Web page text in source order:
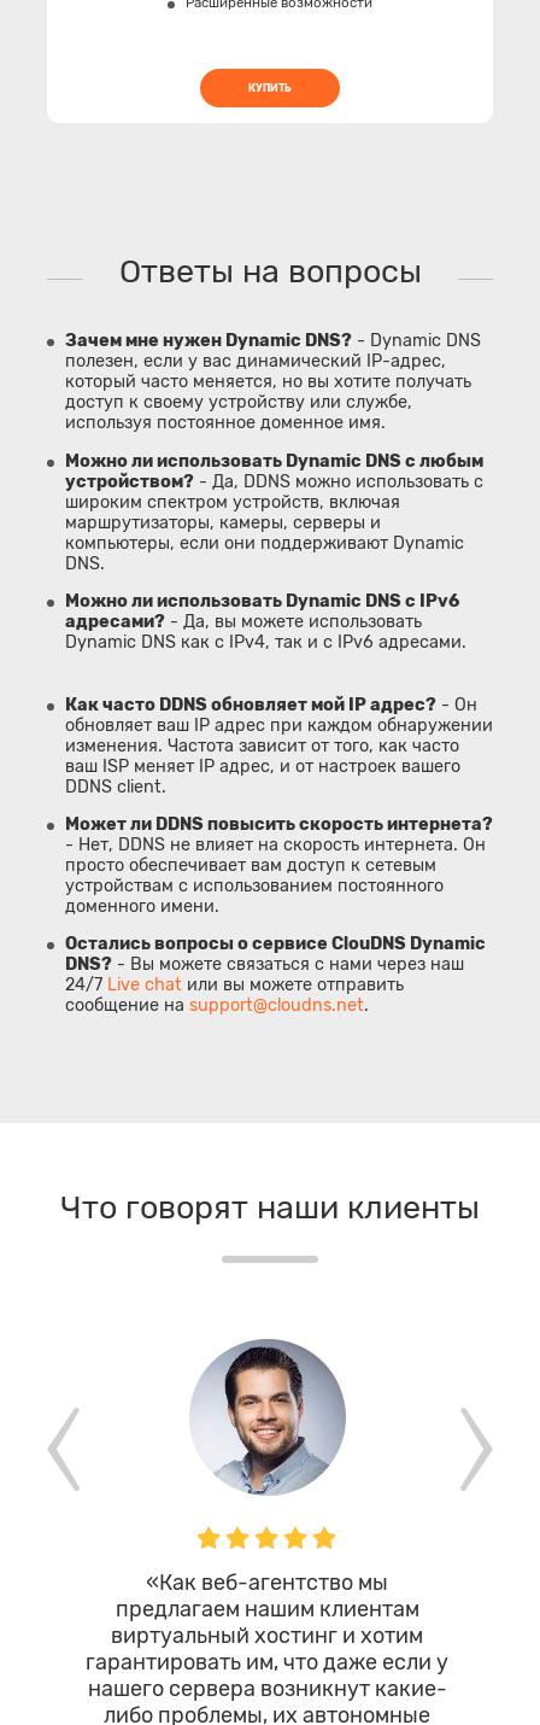
КУПИТЬ
Ответы на вопросы
Зачем мне нужен Dynamic DNS? - Dynamic DNS
полезен, если у вас динамический IP-адрес,
который часто меняется, но вы хотите получать
доступ к своему устройству или службе,
используя постоянное доменное имя.
Можно ли использовать Dynamic DNS с любым
устройством? - Да, DDNS можно использовать с
широким спектром устройств, включая
маршрутизаторы, камеры, серверы и
компьютеры, если они поддерживают Dynamic
DNS.
Можно ли использовать Dynamic DNS с IPv6
адресами? - Да, вы можете использовать
Dynamic DNS как с IPv4, так и с IPv6 адресами.
Как часто DDNS обновляет мой IP адрес? - Он
обновляет ваш IP адрес при каждом обнаружении
изменения. Частота зависит от того, как часто
ваш ISP меняет IP адрес, и от настроек вашего
DDNS client.
Может ли DDNS повысить скорость интернета?
- Нет, DDNS не влияет на скорость интернета. Он
просто обеспечивает вам доступ к сетевым
устройствам с использованием постоянного
доменного имени.
Остались вопросы о сервисе ClouDNS Dynamic
DNS? - Вы можете связаться с нами через наш
24/7 Live chat или вы можете отправить
сообщение на support@cloudns.net.
Что говорят наши клиенты
«Как веб-агентство мы
предлагаем нашим клиентам
виртуальный хостинг и хотим
гарантировать им, что даже если у
нашего сервера возникнут какие-
либо проблемы, их автономные